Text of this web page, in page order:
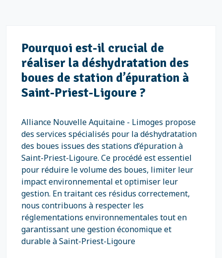
Pourquoi est-il crucial de
réaliser la déshydratation des
boues de station d’épuration à
Saint-Priest-Ligoure ?
Alliance Nouvelle Aquitaine - Limoges propose
des services spécialisés pour la déshydratation
des boues issues des stations d’épuration à
Saint-Priest-Ligoure. Ce procédé est essentiel
pour réduire le volume des boues, limiter leur
impact environnemental et optimiser leur
gestion. En traitant ces résidus correctement,
nous contribuons à respecter les
réglementations environnementales tout en
garantissant une gestion économique et
durable à Saint-Priest-Ligoure